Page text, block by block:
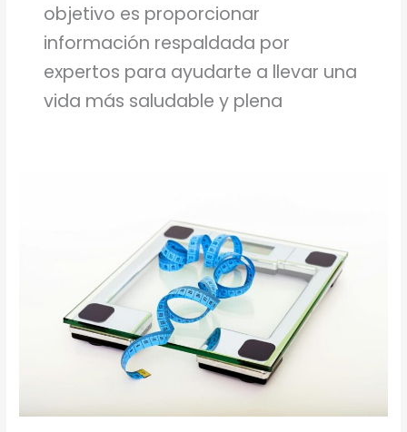
objetivo es proporcionar
información respaldada por
expertos para ayudarte a llevar una
vida más saludable y plena